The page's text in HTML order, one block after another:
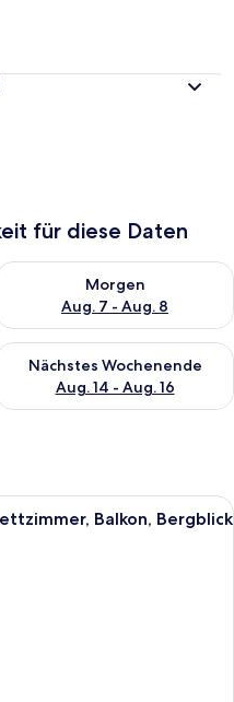
für diese Daten
Nacht, Aug. 6 - Aug. 7.
Morgen
Aug. 7 - Aug. 8
die Verfügbarkeit
Wochenende, Aug. 7
Nächstes Wochenende
Aug. 14 - Aug. 16
die Verfügbarkeit
ordentlich bezogenes Bett mit
Balkon, Bergblick